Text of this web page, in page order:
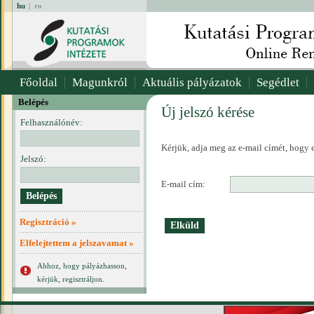
hu | ro
Főoldal Magunkról Aktuális pályázatok Segédlet
Belépés
Felhasználónév:
Jelszó:
Regisztráció »
Elfelejtettem a jelszavamat »
Ahhoz, hogy pályázhasson,
kérjük, regisztráljon.
Új jelszó kérése
Kérjük, adja meg az e-mail címét, hogy
E-mail cím: